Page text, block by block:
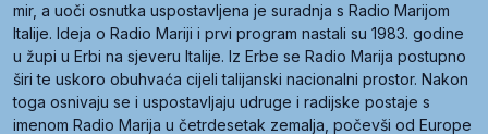
mir, a uoči osnutka uspostavljena je suradnja s Radio Marijom
Italije. Ideja o Radio Mariji i prvi program nastali su 1983. godine
u župi u Erbi na sjeveru Italije. Iz Erbe se Radio Marija postupno
širi te uskoro obuhvaća cijeli talijanski nacionalni prostor. Nakon
toga osnivaju se i uspostavljaju udruge i radijske postaje s
imenom Radio Marija u četrdesetak zemalja, počevši od Europe